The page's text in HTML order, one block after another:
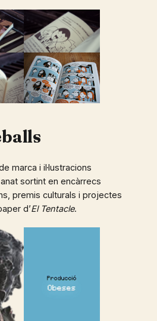
marca i il·lustracions
sortint en encàrrecs
premis culturals i projectes
d’El Tentacle.